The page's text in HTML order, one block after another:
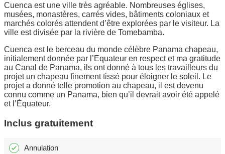
Cuenca est une ville très agréable. Nombreuses églises,
musées, monastères, carrés vides, bâtiments coloniaux et
marchés colorés attendent d’être explorées par le visiteur. La
ville est divisée par la rivière de Tomebamba.
Cuenca est le berceau du monde célèbre Panama chapeau,
initialement donnée par l’Equateur en respect et ma gratitude
au Canal de Panama, ils ont donné à tous les travailleurs du
projet un chapeau finement tissé pour éloigner le soleil. Le
projet a donné telle promotion au chapeau, il est devenu
connu comme un Panama, bien qu’il devrait avoir été appelé
et l’Équateur.
Inclus gratuitement
Annulation